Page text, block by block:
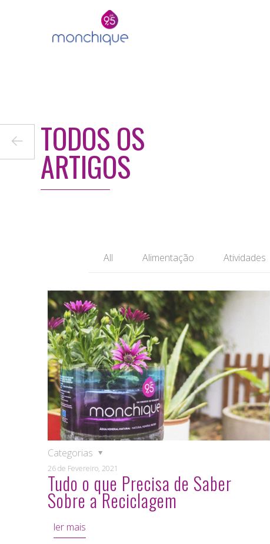
← TODOS OS
ARTIGOS
All Alimentação Atividades
26 de Fevereiro, 2021
Categorias
Tudo o que Precisa de Saber
Sobre a Reciclagem
ler mais